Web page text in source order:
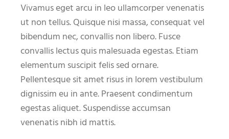
Vivamus eget arcu in leo ullamcorper venenatis
ut non tellus. Quisque nisi massa, consequat vel
bibendum nec, convallis non libero. Fusce
convallis lectus quis malesuada egestas. Etiam
elementum suscipit felis sed ornare.
Pellentesque sit amet risus in lorem vestibulum
dignissim eu in ante. Praesent condimentum
egestas aliquet. Suspendisse accumsan
venenatis nibh id mattis.